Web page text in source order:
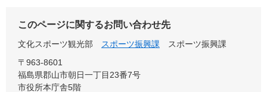
このページに関するお問い合わせ先
文化スポーツ観光部 スポーツ振興課
スポーツ振興課
〒963-8601
福島県郡山市朝日一丁目23番7号
市役所本庁舎5階